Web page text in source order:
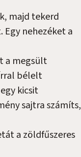
majd tekerd
nehezéket a
a megsült
bélelt
kicsit
sajtra számíts,
a zöldfűszeres